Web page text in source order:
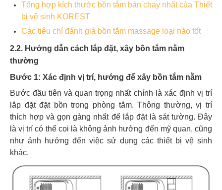
Tổng hợp kích thước bồn tắm bán chạy nhất của Thiết
bị vệ sinh KOREST
Các tiêu chí đánh giá bồn tắm massage loại nào tốt
2.2. Hướng dẫn cách lắp đặt, xây bồn tắm nằm
thường
Bước 1: Xác định vị trí, hướng để xây bồn tắm nằm
Bước đầu tiên và quan trọng nhất chính là xác định vị trí
lắp đặt đặt bồn trong phòng tắm. Thông thường, vị trí
thích hợp và gọn gàng nhất để lắp đặt là sát tường. Đây
là vị trí có thể coi là không ảnh hưởng đến mỹ quan, cũng
như ảnh hưởng đến việc sử dụng các thiết bị vệ sinh
khác.